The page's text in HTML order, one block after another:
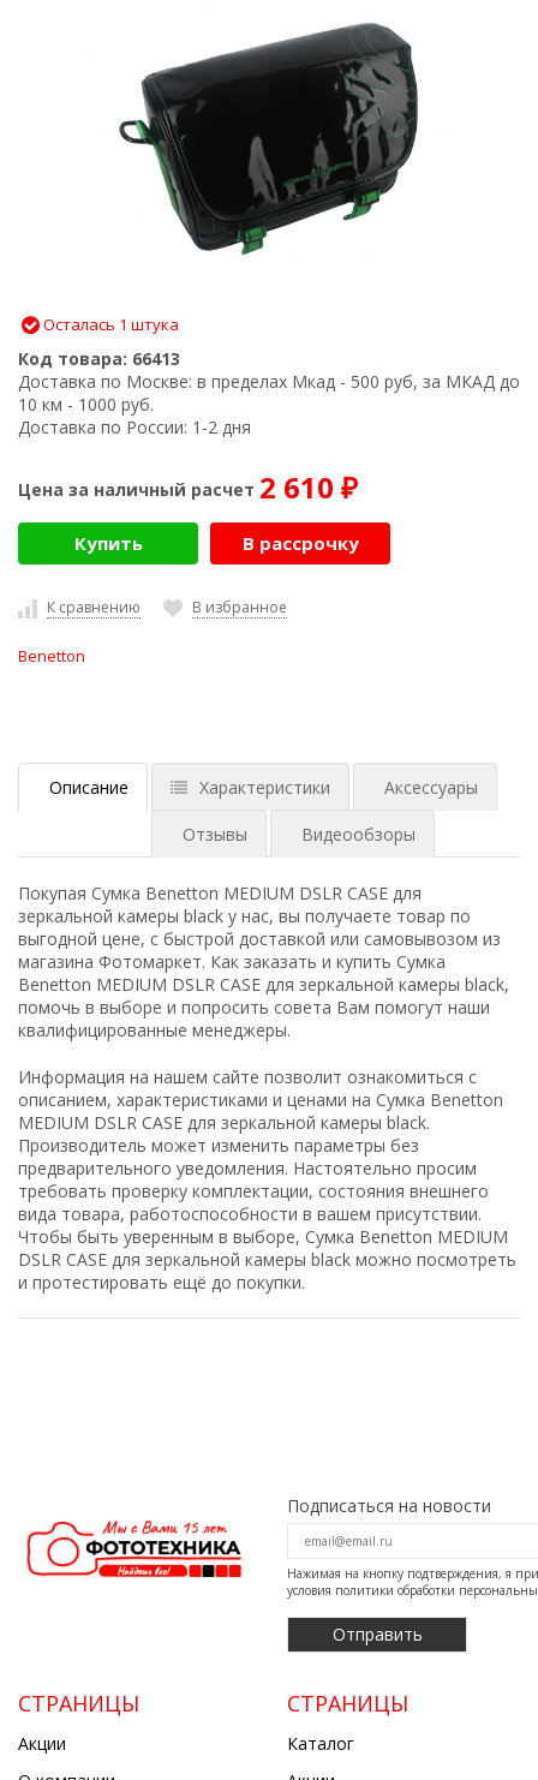
Осталась 1 штука
Код товара: 66413
Доставка по Москве: в пределах Мкад - 500 руб, за МКАД до
10 км - 1000 руб.
Доставка по России: 1-2 дня
Цена за наличный расчет 2 610 ₽
Купить В рассрочку
К сравнению В избранное
Benetton
Описание Характеристики Аксессуары
Отзывы Видеообзоры
Покупая Сумка Benetton MEDIUM DSLR CASE для
зеркальной камеры black у нас, вы получаете товар по
выгодной цене, с быстрой доставкой или самовывозом из
магазина Фотомаркет. Как заказать и купить Сумка
Benetton MEDIUM DSLR CASE для зеркальной камеры black,
помочь в выборе и попросить совета Вам помогут наши
квалифицированные менеджеры.
Информация на нашем сайте позволит ознакомиться с
описанием, характеристиками и ценами на Сумка Benetton
MEDIUM DSLR CASE для зеркальной камеры black.
Производитель может изменить параметры без
предварительного уведомления. Настоятельно просим
требовать проверку комплектации, состояния внешнего
вида товара, работоспособности в вашем присутствии.
Чтобы быть уверенным в выборе, Сумка Benetton MEDIUM
DSLR CASE для зеркальной камеры black можно посмотреть
и протестировать ещё до покупки.
Подписаться на новости
Нажимая на кнопку подтверждения, я
условия политики обработки
СТРАНИЦЫ
Акции
СТРАНИЦЫ
Каталог